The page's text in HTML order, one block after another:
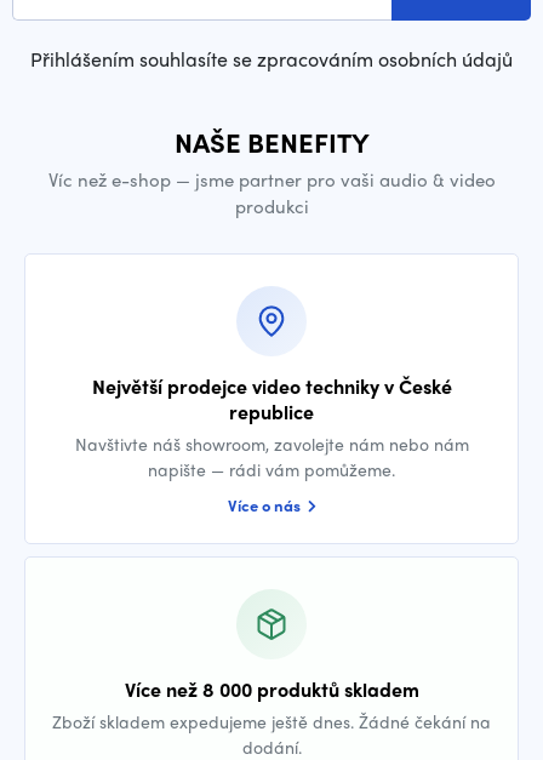
Přihlášením souhlasíte se zpracováním osobních údajů
NAŠE BENEFITY
Víc než e-shop — jsme partner pro vaši audio & video
produkci
Největší prodejce video techniky v České
republice
Navštivte náš showroom, zavolejte nám nebo nám
napište — rádi vám pomůžeme.
Více o nás
Více než 8 000 produktů skladem
Zboží skladem expedujeme ještě dnes. Žádné čekání na
dodání.